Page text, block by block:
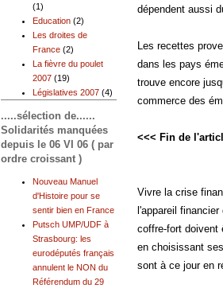
dépendent aussi
Les recettes
dans les pays
trouve encore
commerce des
<<< Fin de
Vivre la crise
l'appareil
coffre-fort doivent
en choisissant
sont à ce jour en
(1)
Education (2)
Les droites de
France (2)
La fièvre du poulet
2007 (19)
Législatives 2007 (4)
.....sélection de......
Solidarités manquées
depuis le 06 VI 06 ( par
ordre croissant )
Nouveau Manuel
d'Histoire pour se
sentir bien en France
Putsch UMP/UDF à
Strasbourg: les
eurodéputés français
annulent le NON du
Référendum du 29